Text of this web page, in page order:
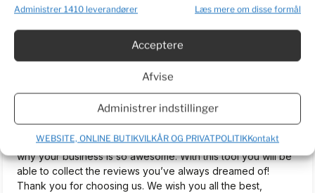
Administrer 1410 leverandører Læs mere om disse formål
Acceptere
Afvise
Administrer indstillinger
WEBSITE, ONLINE BUTIKVILKÅR OG PRIVATPOLITIKKontakt
review. Have waited more than a week now. To long to wait.
TrustMate.io... unverified review
Welcome on board! We are happy to help you simplify the
review process for your customers and let everyone know
why your business is so awesome. With this tool you will be
able to collect the reviews you’ve always dreamed of!
Thank you for choosing us. We wish you all the best,